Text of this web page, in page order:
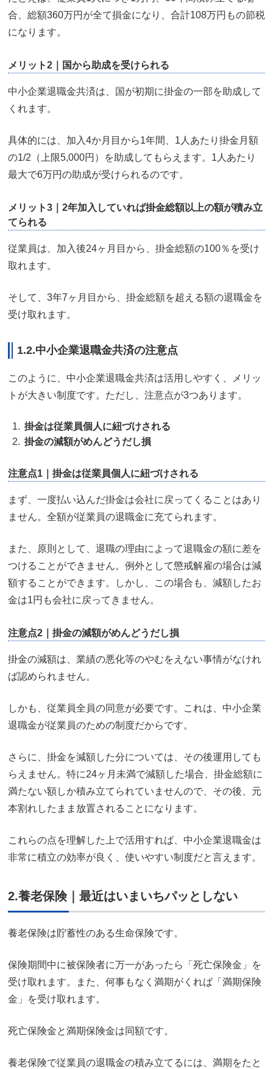
合、総額360万円が全て損金になり、合計108万円もの節税
になります。
メリット2｜国から助成を受けられる
中小企業退職金共済は、国が初期に掛金の一部を助成して
くれます。
具体的には、加入4か月目から1年間、1人あたり掛金月額
の1/2（上限5,000円）を助成してもらえます。1人あたり
最大で6万円の助成が受けられるのです。
メリット3｜2年加入していれば掛金総額以上の額が積み立
てられる
従業員は、加入後24ヶ月目から、掛金総額の100％を受け
取れます。
そして、3年7ヶ月目から、掛金総額を超える額の退職金を
受け取れます。
1.2.中小企業退職金共済の注意点
このように、中小企業退職金共済は活用しやすく、メリッ
トが大きい制度です。ただし、注意点が3つあります。
掛金は従業員個人に紐づけされる
掛金の減額がめんどうだし損
注意点1｜掛金は従業員個人に紐づけされる
まず、一度払い込んだ掛金は会社に戻ってくることはあり
ません。全額が従業員の退職金に充てられます。
また、原則として、退職の理由によって退職金の額に差を
つけることができません。例外として懲戒解雇の場合は減
額することができます。しかし、この場合も、減額したお
金は1円も会社に戻ってきません。
注意点2｜掛金の減額がめんどうだし損
掛金の減額は、業績の悪化等のやむをえない事情がなけれ
ば認められません。
しかも、従業員全員の同意が必要です。これは、中小企業
退職金が従業員のための制度だからです。
さらに、掛金を減額した分については、その後運用しても
らえません。特に24ヶ月未満で減額した場合、掛金総額に
満たない額しか積み立てられていませんので、その後、元
本割れしたまま放置されることになります。
これらの点を理解した上で活用すれば、中小企業退職金は
非常に積立の効率が良く、使いやすい制度だと言えます。
2.養老保険｜最近はいまいちパッとしない
養老保険は貯蓄性のある生命保険です。
保険期間中に被保険者に万一があったら「死亡保険金」を
受け取れます。また、何事もなく満期がくれば「満期保険
金」を受け取れます。
死亡保険金と満期保険金は同額です。
養老保険で従業員の退職金の積み立てるには、満期をたと